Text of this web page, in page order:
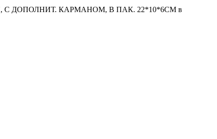
ДОПОЛНИТ. КАРМАНОМ, В ПАК. 22*10*6СМ в